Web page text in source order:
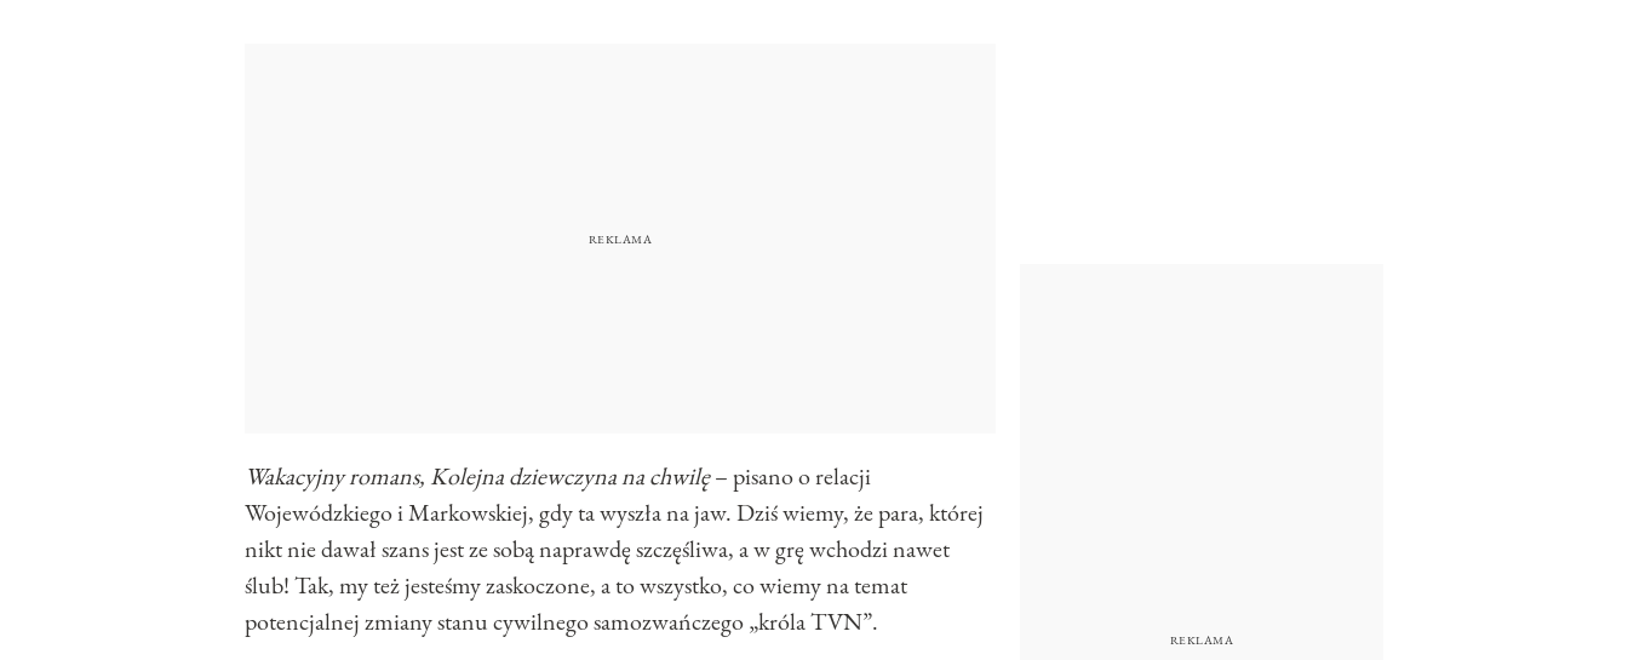
Wakacyjny romans, Kolejna dziewczyna na chwilę– pisano o relacji
Wojewódzkiego i Markowskiej, gdy ta wyszła na jaw. Dziś wiemy, że para, której
nikt nie dawał szans jest ze sobą naprawdę szczęśliwa, a w grę wchodzi nawet
ślub! Tak, my też jesteśmy zaskoczone, a to wszystko, co wiemy na temat
potencjalnej zmiany stanu cywilnego samozwańczego „króla TVN”.